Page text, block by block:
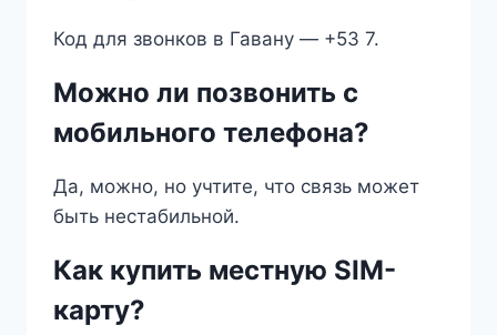
Код для звонков в Гавану — +53 7.
Можно ли позвонить с
мобильного телефона?
Да, можно, но учтите, что связь может
быть нестабильной.
Как купить местную SIM-
карту?